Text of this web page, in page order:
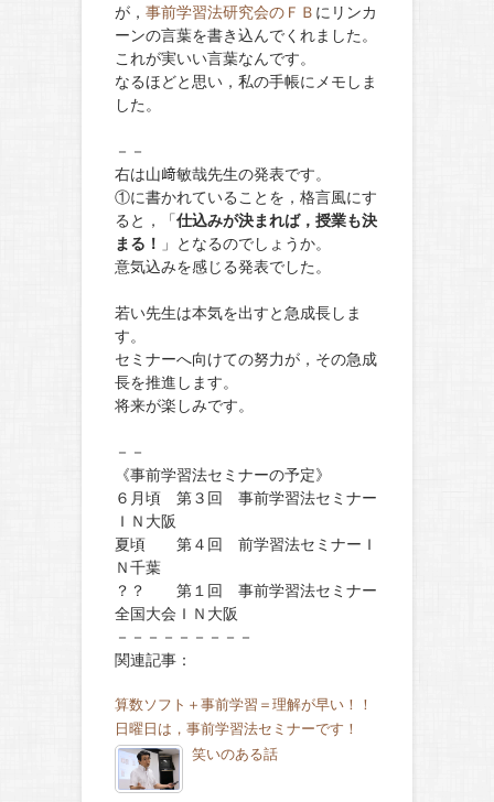
が， 事前学習法研究会のＦＢ にリンカ
ーンの言葉を書き込んでくれました。
これが実いい言葉なんです。
なるほどと思い，私の手帳にメモしま
した。
－－
右は山﨑敏哉先生の発表です。
①に書かれていることを，格言風にす
ると，「仕込みが決まれば，授業も決
まる！
」となるのでしょうか。
意気込みを感じる発表でした。
若い先生は本気を出すと急成長しま
す。
セミナーへ向けての努力が，その急成
長を推進します。
将来が楽しみです。
－－
《事前学習法セミナーの予定》
６月頃 第３回 事前学習法セミナー
ＩＮ大阪
夏頃 第４回 前学習法セミナーＩ
Ｎ千葉
？？ 第１回 事前学習法セミナー
全国大会ＩＮ大阪
－－－－－－－－－
関連記事：
算数ソフト＋事前学習＝理解が早い！！
日曜日は，事前学習法セミナーです！
笑いのある話